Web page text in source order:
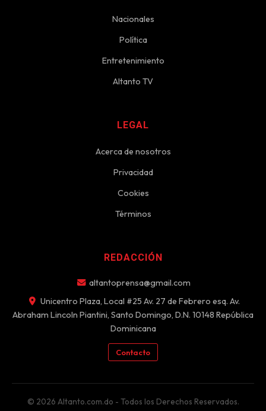
Nacionales
Política
Entretenimiento
Altanto TV
LEGAL
Acerca de nosotros
Privacidad
Cookies
Términos
REDACCIÓN
altantoprensa@gmail.com
Unicentro Plaza, Local #25 Av. 27 de Febrero esq. Av.
Abraham Lincoln Piantini, Santo Domingo, D.N. 10148 República
Dominicana
Contacto
© 2026 Altanto.com.do - Todos los Derechos Reservados.